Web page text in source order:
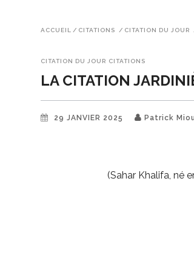
ACCUEIL / CITATIONS / CITATION DU JOUR
CITATION DU JOUR CITATIONS
LA CITATION
29 JANVIER 2025 Patrick
(Sahar Khalifa, né